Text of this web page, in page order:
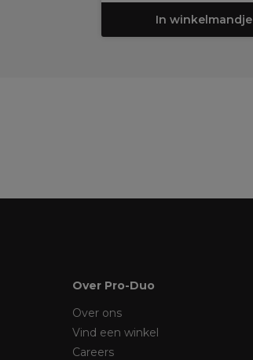
In winkelmandje
Over Pro-Duo
Over ons
Vind een winkel
Careers